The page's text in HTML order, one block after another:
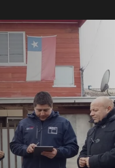
Local
entrega apoyo a
para
de niño con
Intestino Corto